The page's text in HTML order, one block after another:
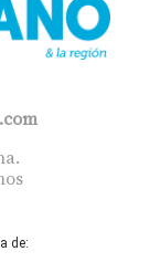
de: